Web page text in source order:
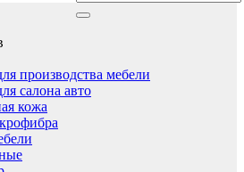
производства мебели
салона авто
кожа